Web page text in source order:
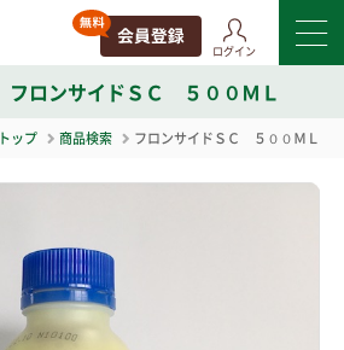
ログイン
フロンサイドＳＣ ５００ＭＬ
トップ 商品検索 フロンサイドＳＣ ５００ＭＬ